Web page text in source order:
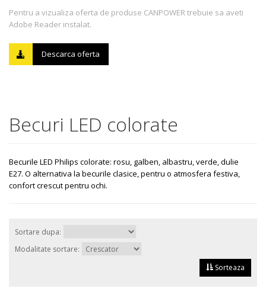
Pentru a vizualiza oferta de produse CANPOWER trebuie sa aveti
Adobe Reader instalat.
Descarca oferta
Becuri LED colorate
Becurile LED Philips colorate: rosu, galben, albastru, verde, dulie
E27. O alternativa la becurile clasice, pentru o atmosfera festiva,
confort crescut pentru ochi.
Sortare dupa:
Modalitate sortare:
Sorteaza